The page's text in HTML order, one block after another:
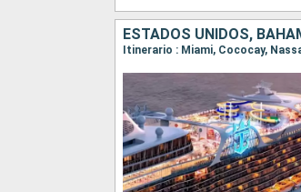
ESTADOS UNIDOS,
Itinerario : Miami, Cococay,